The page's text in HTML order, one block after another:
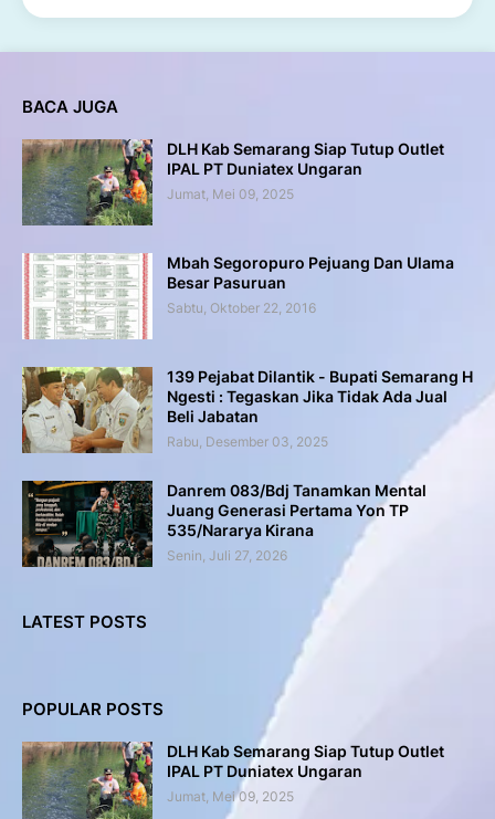
BACA JUGA
DLH Kab Semarang Siap Tutup Outlet
IPAL PT Duniatex Ungaran
Jumat, Mei 09, 2025
Mbah Segoropuro Pejuang Dan Ulama
Besar Pasuruan
Sabtu, Oktober 22, 2016
139 Pejabat Dilantik - Bupati Semarang H
Ngesti : Tegaskan Jika Tidak Ada Jual
Beli Jabatan
Rabu, Desember 03, 2025
Danrem 083/Bdj Tanamkan Mental
Juang Generasi Pertama Yon TP
535/Nararya Kirana
Senin, Juli 27, 2026
LATEST POSTS
POPULAR POSTS
DLH Kab Semarang Siap Tutup Outlet
IPAL PT Duniatex Ungaran
Jumat, Mei 09, 2025